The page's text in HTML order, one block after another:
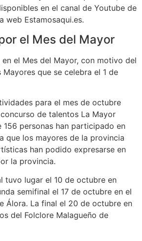
en el canal de Youtube de
web Estamosaqui.es.
el Mes del Mayor
en el Mes del Mayor, con motivo del
Mayores que se celebra el 1 de
para el mes de octubre
de talentos La Mayor
156 personas han participado en
que los mayores de la provincia
han podido expresarse en
la provincia.
tuvo lugar el 10 de octubre en
semifinal el 17 de octubre en el
Álora. La final el 20 de octubre en
del Folclore Malagueño de